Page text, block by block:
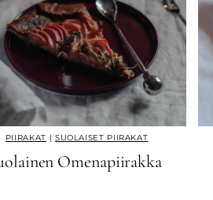
PIIRAKAT | SUOLAISET PIIRAKAT
Omenapiirakka